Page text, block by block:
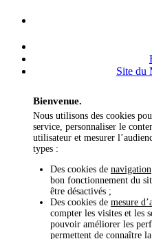
Site du
Bienvenue.
Nous utilisons des cookies
service, personnaliser le
utilisateur et mesurer
types :
Des cookies de navigation
bon fonctionnement du
être désactivés ;
Des cookies de mesure
compter les visites et les
pouvoir améliorer les
permettent de connaître